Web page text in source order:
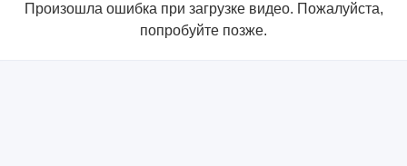
Произошла ошибка при загрузке видео. Пожалуйста,
попробуйте позже.